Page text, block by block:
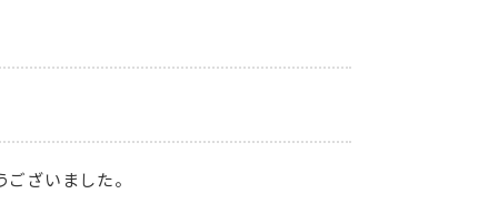
ざいました。